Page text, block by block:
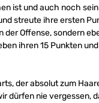
ist und auch noch
streute ihre ersten
der Offense, sondern
ihren 15 Punkten
der absolut zum
dürfen nie vergessen,